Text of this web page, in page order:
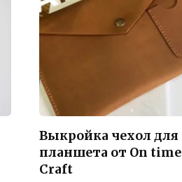
Выкройка чехол для
планшета от On time
Craft